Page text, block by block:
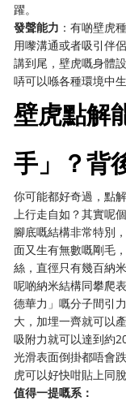
躍。
發聲能力 ：有啲壁虎
用嚟溝通或者吸引伴
講到尾，壁虎嘅身體
哢可以喺各種環境中生
壁虎點解
手」？背
你可能都好奇過，點
上行走自如？其實呢
腳底嘅結構非常特別
面又生有無數嘅剛毛
絲，直徑只有幾百納
呢啲納米結構同攀爬
德華力」嘅分子間引
大，加埋一齊就可以
吸附力就可以達到約
光滑表面倒掛都唔會
虎可以好快咁貼上同
值得一提嘅系：